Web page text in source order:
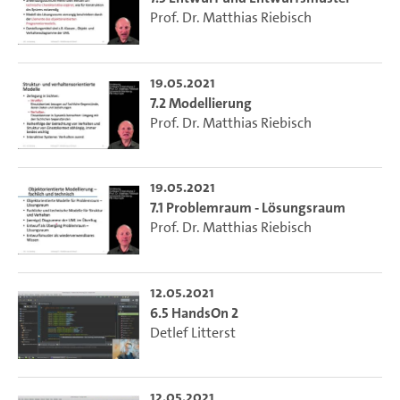
Prof. Dr. Matthias Riebisch
19.05.2021
7.2 Modellierung
Prof. Dr. Matthias Riebisch
19.05.2021
7.1 Problemraum - Lösungsraum
Prof. Dr. Matthias Riebisch
12.05.2021
6.5 HandsOn 2
Detlef Litterst